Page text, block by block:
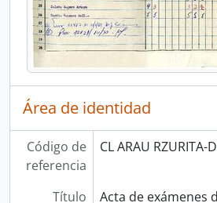
Área de identidad
Código de
referencia
CL ARAU RZURITA-
Título
Acta de exámenes